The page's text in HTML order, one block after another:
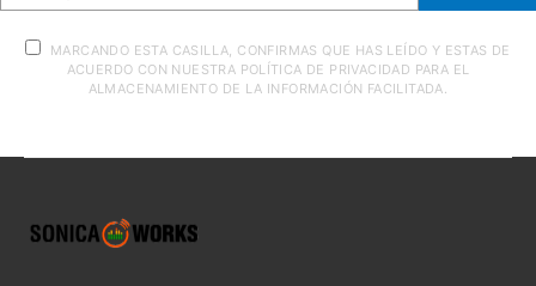
MARCANDO ESTA CASILLA, CONFIRMAS QUE HAS LEÍDO Y ESTAS DE
ACUERDO CON NUESTRA POLÍTICA DE PRIVACIDAD PARA EL
ALMACENAMIENTO DE LA INFORMACIÓN FACILITADA.